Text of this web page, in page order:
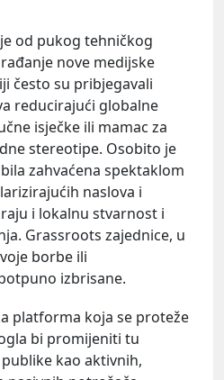
od pukog tehničkog
nove medijske
često su pribjegavali
reducirajući globalne
isječke ili mamac za
stereotipe. Osobito je
zahvaćena spektaklom
naslova i
i lokalnu stvarnost i
Grassroots zajednice, u
borbe ili
izbrisane.
platforma koja se proteže
bi promijeniti tu
kao aktivnih,